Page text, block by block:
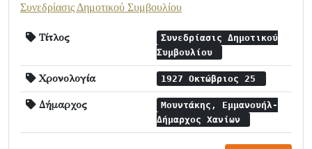
Συνεδρίασις Δημοτικού Συμβουλίου
Τίτλος
Συνεδρίασις Δημοτικού
Συμβουλίου
Χρονολογία 1927 Οκτώβριος 25
Δήμαρχος
Μουντάκης, Εμμανουήλ-
Δήμαρχος Χανίων